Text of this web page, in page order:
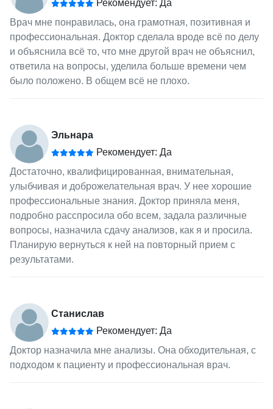
Рекомендует: Да
Врач мне понравилась, она грамотная, позитивная и
профессиональная. Доктор сделала вроде всё по делу
и объяснила всё то, что мне другой врач не объяснил,
ответила на вопросы, уделила больше времени чем
было положено. В общем всё не плохо.
Эльнара
Рекомендует: Да
Достаточно, квалифицированная, внимательная,
улыбчивая и доброжелательная врач. У нее хорошие
профессиональные знания. Доктор приняла меня,
подробно расспросила обо всем, задала различные
вопросы, назначила сдачу анализов, как я и просила.
Планирую вернуться к ней на повторный прием с
результатами.
Станислав
Рекомендует: Да
Доктор назначила мне анализы. Она обходительная, с
подходом к пациенту и профессиональная врач.